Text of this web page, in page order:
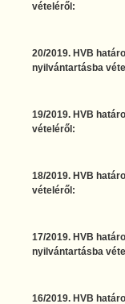
vételéről:
20/2019. HVB
nyilvántartásba
19/2019. HVB
vételéről:
18/2019. HVB
vételéről:
17/2019. HVB
nyilvántartásba
16/2019. HVB